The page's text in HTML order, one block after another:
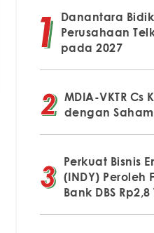
Danantara
Perusahaan
pada 2027
MDIA-VKTR
dengan
Perkuat Bisnis
(INDY) Peroleh
Bank DBS